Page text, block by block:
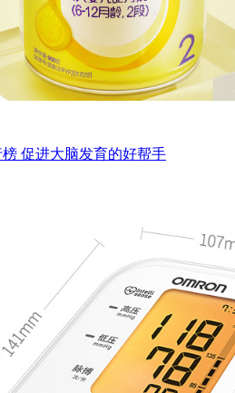
促进大脑发育的好帮手